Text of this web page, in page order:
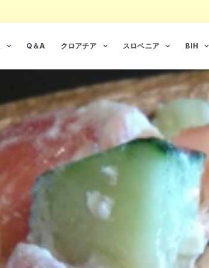
Q＆A クロアチア スロベニア BIH